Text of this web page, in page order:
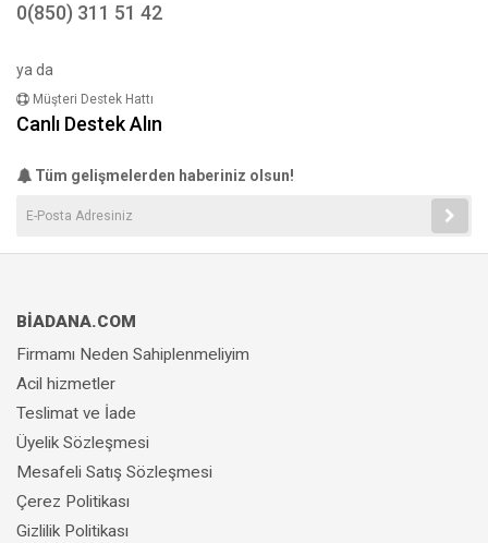
0(850) 311 51 42
ya da
Müşteri Destek Hattı
Canlı Destek Alın
Tüm gelişmelerden haberiniz olsun!
BİADANA.COM
Firmamı Neden Sahiplenmeliyim
Acil hizmetler
Teslimat ve İade
Üyelik Sözleşmesi
Mesafeli Satış Sözleşmesi
Çerez Politikası
Gizlilik Politikası